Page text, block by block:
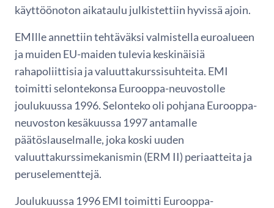
käyttöönoton aikataulu julkistettiin hyvissä ajoin.
EMIlle annettiin tehtäväksi valmistella euroalueen
ja muiden EU-maiden tulevia keskinäisiä
rahapoliittisia ja valuuttakurssisuhteita. EMI
toimitti selontekonsa Eurooppa-neuvostolle
joulukuussa 1996. Selonteko oli pohjana Eurooppa-
neuvoston kesäkuussa 1997 antamalle
päätöslauselmalle, joka koski uuden
valuuttakurssimekanismin (ERM II) periaatteita ja
peruselementtejä.
Joulukuussa 1996 EMI toimitti Eurooppa-